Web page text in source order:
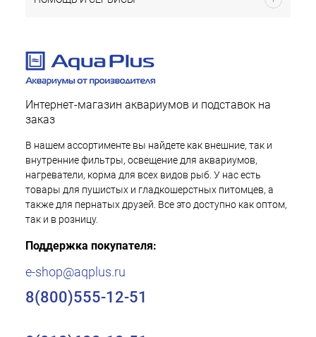
Интернет-магазин аквариумов и подставок на
заказ
В нашем ассортименте вы найдете как внешние, так и
внутренние фильтры, освещение для аквариумов,
нагреватели, корма для всех видов рыб. У нас есть
товары для пушистых и гладкошерстных питомцев, а
также для пернатых друзей. Все это доступно как оптом,
так и в розницу.
Поддержка покупателя:
e-shop@aqplus.ru
8(800)555-12-51